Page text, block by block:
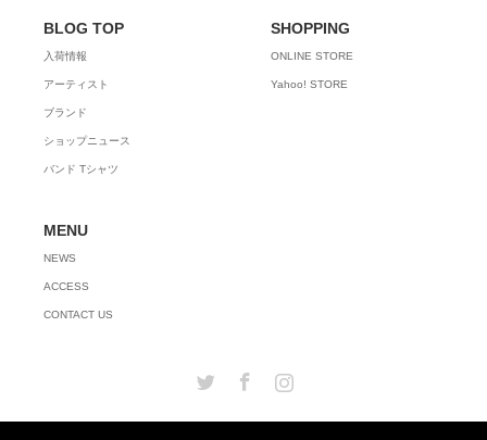
BLOG TOP
入荷情報
アーティスト
ブランド
ショップニュース
バンド Tシャツ
SHOPPING
ONLINE STORE
Yahoo! STORE
MENU
NEWS
ACCESS
CONTACT US
Twitter Facebook